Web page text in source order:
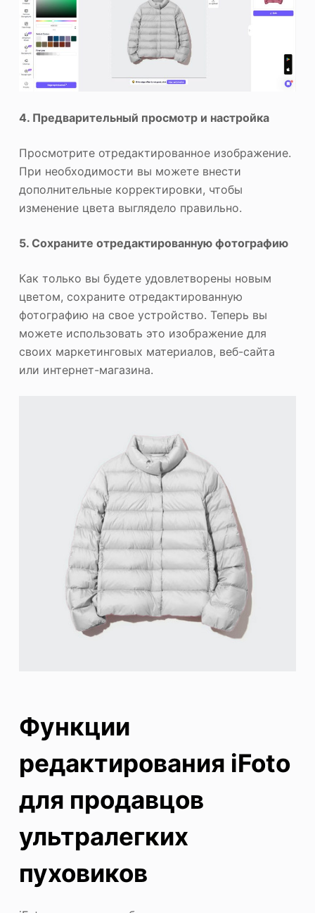
4. Предварительный просмотр и настройка
Просмотрите отредактированное изображение.
При необходимости вы можете внести
дополнительные корректировки, чтобы
изменение цвета выглядело правильно.
5. Сохраните отредактированную фотографию
Как только вы будете удовлетворены новым
цветом, сохраните отредактированную
фотографию на свое устройство. Теперь вы
можете использовать это изображение для
своих маркетинговых материалов, веб-сайта
или интернет-магазина.
Функции
редактирования iFoto
для продавцов
ультралегких
пуховиков